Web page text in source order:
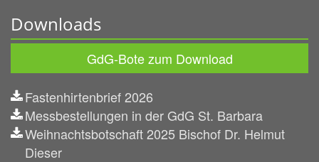
Downloads
GdG-Bote zum Download
Fastenhirtenbrief 2026
Messbestellungen in der GdG St. Barbara
Weihnachtsbotschaft 2025 Bischof Dr. Helmut
Dieser